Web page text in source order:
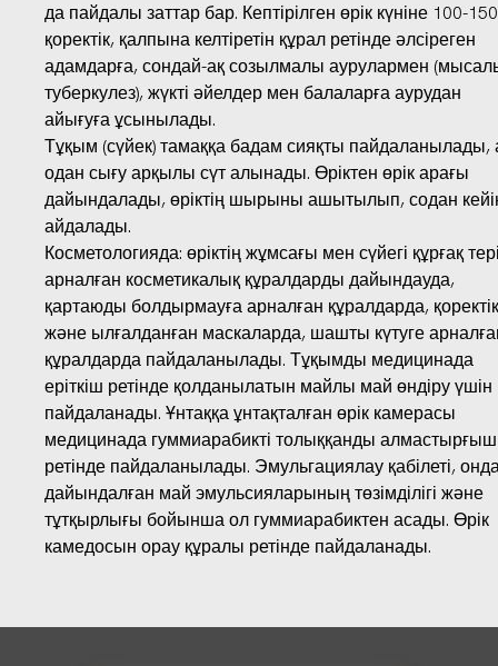
да пайдалы заттар бар. Кептірілген өрік күніне 100-
қоректік, қалпына келтіретін құрал ретінде әлсіреген
адамдарға, сондай-ақ созылмалы аурулармен
туберкулез), жүкті әйелдер мен балаларға аурудан
айығуға ұсынылады.
Тұқым (сүйек) тамаққа бадам сияқты пайдаланылады,
одан сығу арқылы сүт алынады. Өріктен өрік арағы
дайындалады, өріктің шырыны ашытылып, содан
айдалады.
Косметологияда: өріктің жұмсағы мен сүйегі құрғақ
арналған косметикалық құралдарды дайындауда,
қартаюды болдырмауға арналған құралдарда, қоректік
және ылғалданған маскаларда, шашты күтуге
құралдарда пайдаланылады. Тұқымды медицинада
еріткіш ретінде қолданылатын майлы май өндіру үшін
пайдаланады. Ұнтаққа ұнтақталған өрік камерасы
медицинада гуммиарабикті толыққанды алмастырғыш
ретінде пайдаланылады. Эмульгациялау қабілеті,
дайындалған май эмульсияларының төзімділігі және
тұтқырлығы бойынша ол гуммиарабиктен асады. Өрік
камедосын орау құралы ретінде пайдаланады.